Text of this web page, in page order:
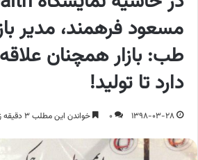
مسعود فرهمند، مدیر
طب: بازار همچنان
دارد تا تولید!
1398-03-28
0 خواندن این مطلب 3 دقیقه زمان میبرد